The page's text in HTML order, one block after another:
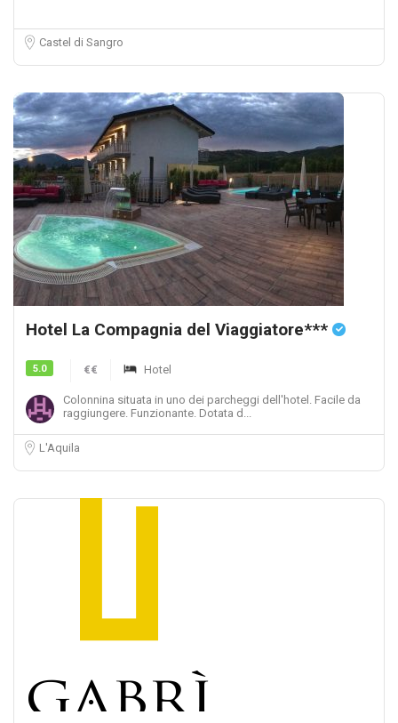
Castel di Sangro
Hotel La Compagnia del Viaggiatore***
5.0 €€ Hotel
Colonnina situata in uno dei parcheggi dell'hotel. Facile da
raggiungere. Funzionante. Dotata d...
L'Aquila